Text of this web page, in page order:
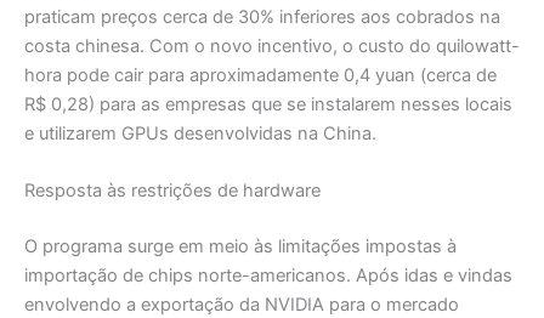
praticam preços cerca de 30% inferiores aos cobrados na
costa chinesa. Com o novo incentivo, o custo do quilowatt-
hora pode cair para aproximadamente 0,4 yuan (cerca de
R$ 0,28) para as empresas que se instalarem nesses locais
e utilizarem GPUs desenvolvidas na China.
Resposta às restrições de hardware
O programa surge em meio às limitações impostas à
importação de chips norte-americanos. Após idas e vindas
envolvendo a exportação da NVIDIA para o mercado